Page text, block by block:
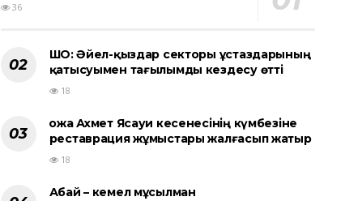
36
ШҚО: Әйел-қыздар секторы ұстаздарының
қатысуымен тағылымды кездесу өтті
18
Қожа Ахмет Ясауи кесенесінің күмбезіне
реставрация жұмыстары жалғасып жатыр
18
Абай – кемел мұсылман